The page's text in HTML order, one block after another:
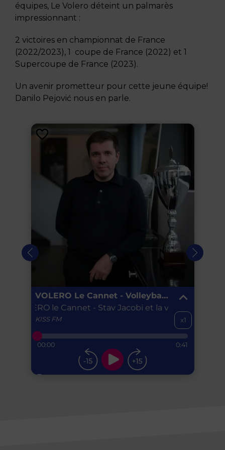
équipes, Le Volero déteint un palmarès
impressionnant :
2 victoires en championnat de France
(2022/2023), 1 coupe de France (2022) et 1
Supercoupe de France (2023).
Un avenir prometteur pour cette jeune équipe!
Danilo Pejović nous en parle.